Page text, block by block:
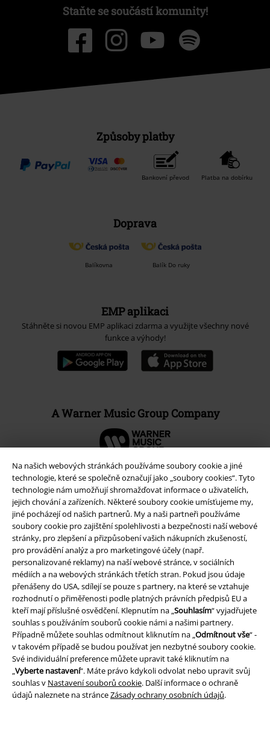
Na našich webových stránkách používáme soubory cookie a jiné
technologie, které se společně označují jako „soubory cookies“. Tyto
technologie nám umožňují shromažďovat informace o uživatelích,
jejich chování a zařízeních. Některé soubory cookie umísťujeme my,
jiné pocházejí od našich partnerů. My a naši partneři používáme
soubory cookie pro zajištění spolehlivosti a bezpečnosti naší webové
stránky, pro zlepšení a přizpůsobení vašich nákupních zkušeností,
pro provádění analýz a pro marketingové účely (např.
personalizované reklamy) na naší webové stránce, v sociálních
médiích a na webových stránkách třetích stran. Pokud jsou údaje
přenášeny do USA, sdílejí se pouze s partnery, na které se vztahuje
rozhodnutí o přiměřenosti podle platných právních předpisů EU a
kteří mají příslušné osvědčení. Klepnutím na „Souhlasím“ vyjadřujete
souhlas s používáním souborů cookie námi a našimi partnery.
Případně můžete souhlas odmítnout kliknutím na „Odmítnout vše“ -
v takovém případě se budou používat jen nezbytné soubory cookie.
Své individuální preference můžete upravit také kliknutím na
„Vyberte nastavení“. Máte právo kdykoli odvolat nebo upravit svůj
souhlas v Nastavení souborů cookie. Další informace o ochraně
údajů naleznete na stránceZásady ochrany osobních údajů.
Staňte se součástí komunity!
Způsoby platby
Bankovní převod Platba na dobírku
Doprava
Balíkovna Balík Do ruky
EMP aplikaci
Stáhněte si novou EMP aplikaci zdarma a využijte všechny nové
funkce a výhody!
A Warner Music Group Company
Právní informace
Podmínky
Prohlášení
Ochrana osobních údajů
Likvidace odpadu a ochrana životního prostředí